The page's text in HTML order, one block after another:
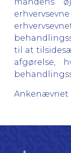
til at
afgørelse,
Ankenævnet